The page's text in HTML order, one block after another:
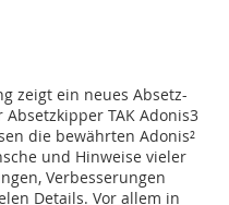
zeigt ein neues Absetz-
TAK Adonis3
die bewährten Adonis²
und Hinweise vieler
Verbesserungen
Details. Vor allem in